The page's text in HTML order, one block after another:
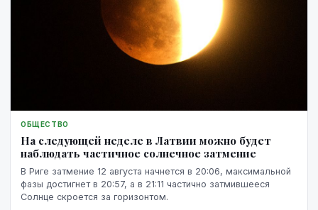
ОБЩЕСТВО
На следующей неделе в Латвии можно будет
наблюдать частичное солнечное затмение
В Риге затмение 12 августа начнется в 20:06, максимальной
фазы достигнет в 20:57, а в 21:11 частично затмившееся
Солнце скроется за горизонтом.